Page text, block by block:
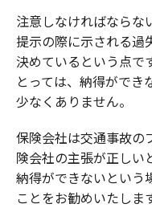
注意しなければならな
提示の際に示される過
決めているという点で
とっては、納得ができ
少なくありません。
保険会社は交通事故の
険会社の主張が正しい
納得ができないという
ことをお勧めいたしま